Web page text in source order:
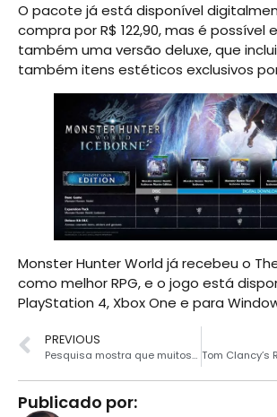
O pacote já está disponível
compra por R$ 122,90, mas é possível
também uma versão deluxe, que
também itens estéticos exclusivos por
Monster Hunter World já recebeu o
como melhor RPG, e o jogo está
PlayStation 4, Xbox One e para
PREVIOUS
Pesquisa mostra que muitos brasileiros usam senhas fracas na internet
Publicado por: